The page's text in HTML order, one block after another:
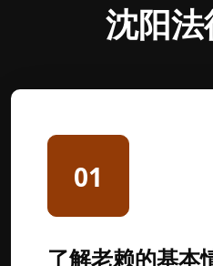
沈阳
01
了解老赖的基本